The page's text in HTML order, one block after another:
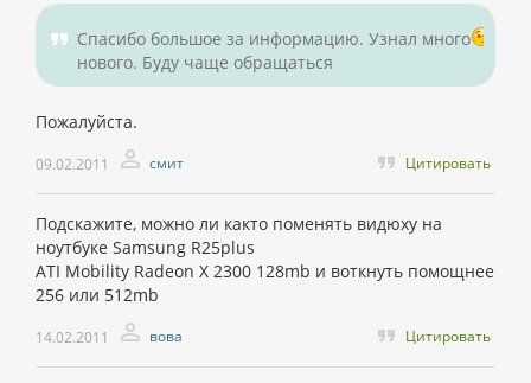
Спасибо большое за информацию. Узнал много
нового. Буду чаще обращаться
Пожалуйста.
09.02.2011 смит Цитировать
Подскажите, можно ли както поменять видюху на
ноутбуке Samsung R25plus
ATI Mobility Radeon X 2300 128mb и воткнуть помощнее
256 или 512mb
14.02.2011 вова Цитировать